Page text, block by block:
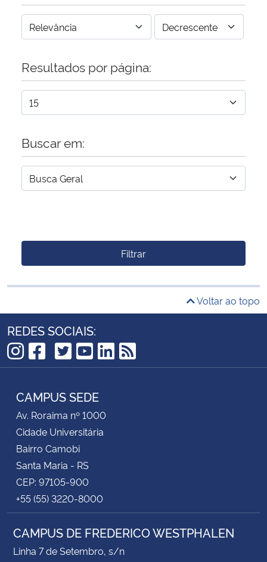
Resultados por página:
Buscar em:
Filtrar
Voltar ao topo
REDES SOCIAIS:
Instagram
Facebook
TikTok
Twitter
YouTube
LinkedIn
RSS
CAMPUS SEDE
Av. Roraima nº 1000
Cidade Universitária
Bairro Camobi
Santa Maria - RS
CEP: 97105-900
+55 (55) 3220-8000
CAMPUS DE FREDERICO WESTPHALEN
Linha 7 de Setembro, s/n